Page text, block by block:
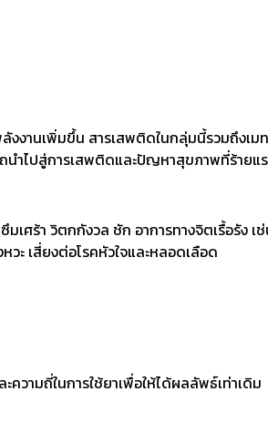
งงานเพิ่มขึ้น สารเสพติดในกลุ่มนี้รวมถึงเ
นำไปสู่การเสพติดและปัญหาสุขภาพที่ร้ายแ
ศร้า วิตกกังวล ชัก อาการทางจิตเรื้อรัง เ
วะ เสี่ยงต่อโรคหัวใจและหลอดเลือด
วามถี่ในการใช้ยาเพื่อให้ได้ผลลัพธ์เท่าเดิม